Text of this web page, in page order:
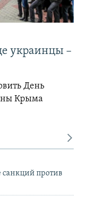
украинцы –
День
Крыма
против